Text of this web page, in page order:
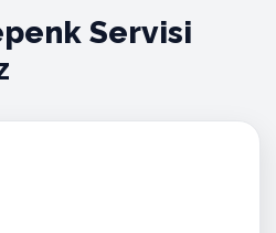
Servisi